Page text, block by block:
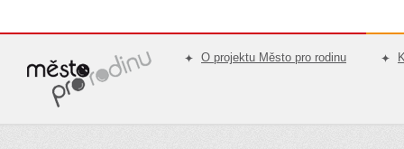
O projektu Město pro rodinu